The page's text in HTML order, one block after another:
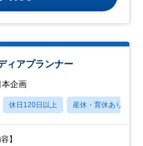
ィアプランナー
企画
休日120日以上 産休・育休あり
】